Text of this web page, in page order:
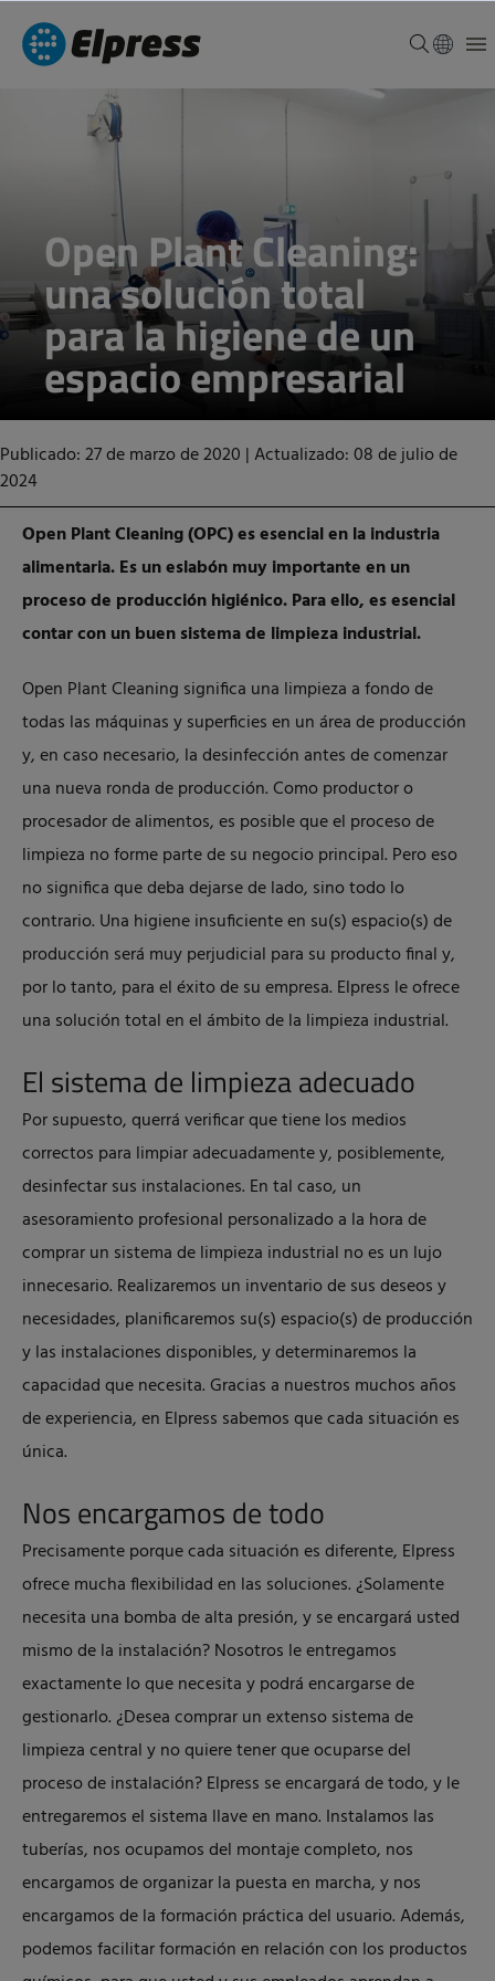
Open Plant Cleaning:
una solución total
para la higiene de un
espacio empresarial
Publicado: 27 de marzo de 2020 |Actualizado: 08 de julio de
2024
Open Plant Cleaning (OPC) es esencial en la industria
alimentaria. Es un eslabón muy importante en un
proceso de producción higiénico. Para ello, es esencial
contar con un buen sistema de limpieza industrial.
Open Plant Cleaning significa una limpieza a fondo de
todas las máquinas y superficies en un área de producción
y, en caso necesario, la desinfección antes de comenzar
una nueva ronda de producción. Como productor o
procesador de alimentos, es posible que el proceso de
limpieza no forme parte de su negocio principal. Pero eso
no significa que deba dejarse de lado, sino todo lo
contrario. Una higiene insuficiente en su(s) espacio(s) de
producción será muy perjudicial para su producto final y,
por lo tanto, para el éxito de su empresa. Elpress le ofrece
una solución total en el ámbito de la limpieza industrial.
El sistema de limpieza adecuado
Por supuesto, querrá verificar que tiene los medios
correctos para limpiar adecuadamente y, posiblemente,
desinfectar sus instalaciones. En tal caso, un
asesoramiento profesional personalizado a la hora de
comprar un sistema de limpieza industrial no es un lujo
innecesario. Realizaremos un inventario de sus deseos y
necesidades, planificaremos su(s) espacio(s) de producción
y las instalaciones disponibles, y determinaremos la
capacidad que necesita. Gracias a nuestros muchos años
de experiencia, en Elpress sabemos que cada situación es
única.
Nos encargamos de todo
Precisamente porque cada situación es diferente, Elpress
ofrece mucha flexibilidad en las soluciones. ¿Solamente
necesita una bomba de alta presión, y se encargará usted
mismo de la instalación? Nosotros le entregamos
exactamente lo que necesita y podrá encargarse de
gestionarlo. ¿Desea comprar un extenso sistema de
limpieza central y no quiere tener que ocuparse del
proceso de instalación? Elpress se encargará de todo, y le
entregaremos el sistema llave en mano. Instalamos las
tuberías, nos ocupamos del montaje completo, nos
encargamos de organizar la puesta en marcha, y nos
encargamos de la formación práctica del usuario. Además,
podemos facilitar formación en relación con los productos